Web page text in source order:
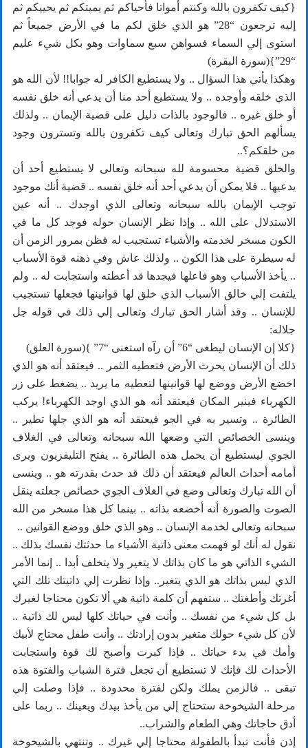
{كيف تكفرون بالله وكنتم أمواتا فأحياكم ثم يميتكم ثم يحييكم ثم
إليه ترجعون “28” هو الذي خلق لكم ما في الأرض جميعاً ثم
استوى إلي السماء فسواهن سبع سماوات وهو بكل شيء عليم
“29”}(سورة البقرة)
وهكذا يأتي هذا السؤال .. ولا يستطيع الكافر له جوابا!! لأن الله هو
الذي خلقه وأوجده .. ولا يستطيع أحد منا أن يدعي أنه خلق نفسه
أو خلق غيره .. فالوجود بالذات دليل على قضية الإيمان .. ولذلك
يسألهم الحق تبارك وتعالى كيف تكفرون بالله وتسترون وجود
من خلقكم؟..
والخلق قضية محسومة لله سبحانه وتعالى لا يستطيع أحد أن
يدعيها .. فلا يمكن أن يدعي أحد أنه خلق نفسه .. قضية أنك موجود
توجب الإيمان بالله سبحانه وتعالى الذي اوجدك .. أنه عين
الاستدلال على الله .. وإذا نظر الإنسان حوله فوجد كل ما في
الكون مسخر لخدمته والأشياء تستجيب له فظن بمرور الزمن أن
له سيطرة على هذا الكون .. ولذلك عاش وفي ذهنه قوة الأسباب
.. يأخذ الأسباب وهو فاعلها فيجدها قد أعطته واستجابت له .. ولم
يلتفت إلي خالق الأسباب الذي خلق لها قوانينها فجعلها تستجيب
للإنسان .. وقد أشار الحق تبارك وتعالى إلي ذلك في قوله جل
جلاله:
{كلا إن الإنسان ليطغى “6” أن رآه استغنى “7” }(سورة العلق)
ذلك أن الإنسان يحرث الأرض فتعطيه الثمر .. فيعتقد أنه هو الذي
اخضع الأرض ووضع لها قوانينها لتعطيه ما يريد .. يضغط على زر
الكهرباء فينير المكان فيعتقد أنه هو الذي اوجد الكهرباء! يركب
الطائرة .. وتسير به في الجو فيعتقد أنه هو الذي جلها تطير ..
وينسى الخصائص التي وضعها الله سبحانه وتعالى في الغلاف
الجوي ليستطيع أن يحمل هذه الطائرة .. يفتح التليفزيون ويرى
أمامه أحداث العالم فيعتقد أن ذلك قد حدث بقدرته هو .. وينسى
أن الله تبارك وتعالى وضع في الغلاف الجوي خصائص جعلته ينقل
الصوت والصورة أنه أخضعه بذاته .. بينما كل هذا مسخر من الله
سبحانه وتعالى لخدمة الإنسان .. وهو الذي خلق ووضع القوانين ..
نقول له أنك لو فهمت معنى ذاتية الأشياء ما حدثتك نفسك بذلك ..
الشيء الذاتي هو ما كان بذاتك لا يتغير ولا يتخلف أبدا .. إنما الأمر
الذي ليس بذاتك هو الذي يتغير.. وإذا نظرت إلي ذاتيتك تلك التي
أغرتك وأطغتك .. ستفهم أن كلمة ذاتية هي ألا تكون محتاجا لغيرك
بل كل شيء من نفسك .. وأنت في حياتك كلها ليس لك ذاتية ..
لأن كل شيء حولك متغير بدون إرادتك .. وأنت طفل محتاج لأبيك
وأمك في بدء حياتك .. فإذا كبرت وأصبح لك قوة واستجابت
الأحداث لك فإنك لا تستطيع أن تجعل فترة الشباب والفتوة هذه
تبقى .. فالزمن يملك ولكن لفترة محدودة .. فإذا وصلت إلي
مرحلة الشيخوخة ستحتاج إلي من يأخذ بيدك ويعينك .. ربما على
أدق حاجاتك وهي الطعام والشراب..
إذن فأنت تبدأ بالطفولة محتاجا إلي غيرك .. وتنتهي بالشيخوخة